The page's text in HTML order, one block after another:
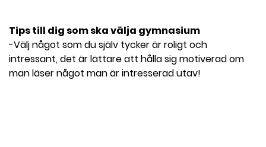
Tips till dig som ska välja gymnasium
-Välj något som du själv tycker är roligt och
intressant, det är lättare att hålla sig motiverad om
man läser något man är intresserad utav!